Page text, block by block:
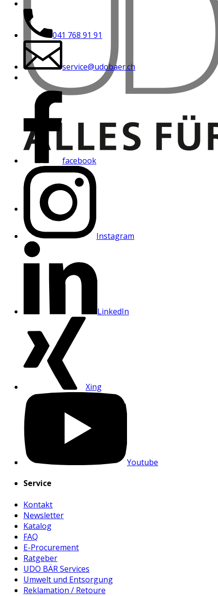
041 768 91 91
service@udobaer.ch
facebook
Instagram
LinkedIn
Xing
Youtube
Service
Kontakt
Newsletter
Katalog
FAQ
E-Procurement
Ratgeber
UDO BÄR Services
Umwelt und Entsorgung
Reklamation / Retoure